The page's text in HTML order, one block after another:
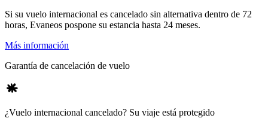
Si su vuelo internacional es cancelado sin alternativa dentro de 72
horas, Evaneos pospone su estancia hasta 24 meses.
Más información
Garantía de cancelación de vuelo
¿Vuelo internacional cancelado? Su viaje está protegido